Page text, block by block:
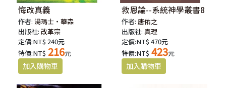
悔改真義
作者:湯瑪士‧華森
出版社:改革宗
定價:NT$ 240元
特價:NT$ 216元
救恩論--系統神學叢書8
作者:唐佑之
出版社:真理
定價:NT$ 470元
特價:NT$ 423元